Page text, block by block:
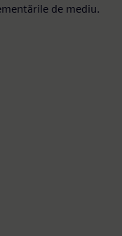
de mediu.